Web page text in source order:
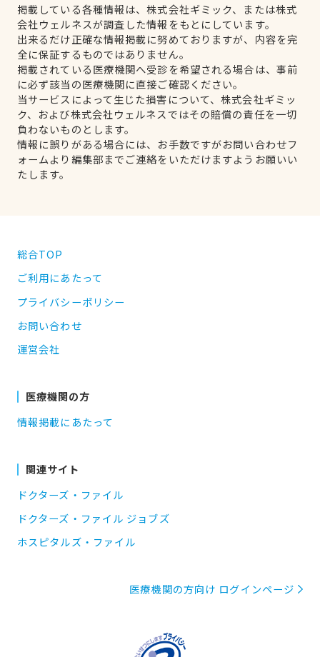
掲載している各種情報は、株式会社ギミック、または株式
会社ウェルネスが調査した情報をもとにしています。
出来るだけ正確な情報掲載に努めておりますが、内容を完
全に保証するものではありません。
掲載されている医療機関へ受診を希望される場合は、事前
に必ず該当の医療機関に直接ご確認ください。
当サービスによって生じた損害について、株式会社ギミッ
ク、および株式会社ウェルネスではその賠償の責任を一切
負わないものとします。
情報に誤りがある場合には、お手数ですがお問い合わせフ
ォームより編集部までご連絡をいただけますようお願いい
たします。
総合TOP
ご利用にあたって
プライバシーポリシー
お問い合わせ
運営会社
医療機関の方
情報掲載にあたって
関連サイト
ドクターズ・ファイル
ドクターズ・ファイル ジョブズ
ホスピタルズ・ファイル
医療機関の方向け ログインページ